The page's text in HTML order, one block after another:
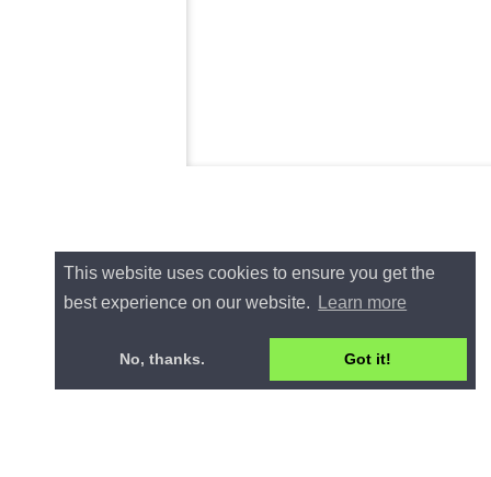
This website uses cookies to ensure you get the
best experience on our website.
Learn more
No, thanks. Got it!